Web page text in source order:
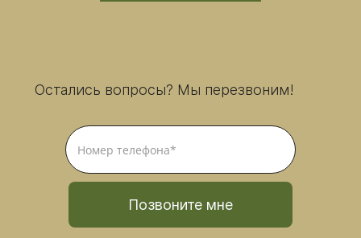
Остались вопросы? Мы перезвоним!
Позвоните мне